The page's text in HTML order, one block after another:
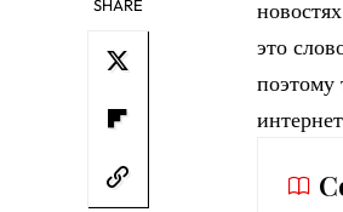
SHARE
это
поэтому